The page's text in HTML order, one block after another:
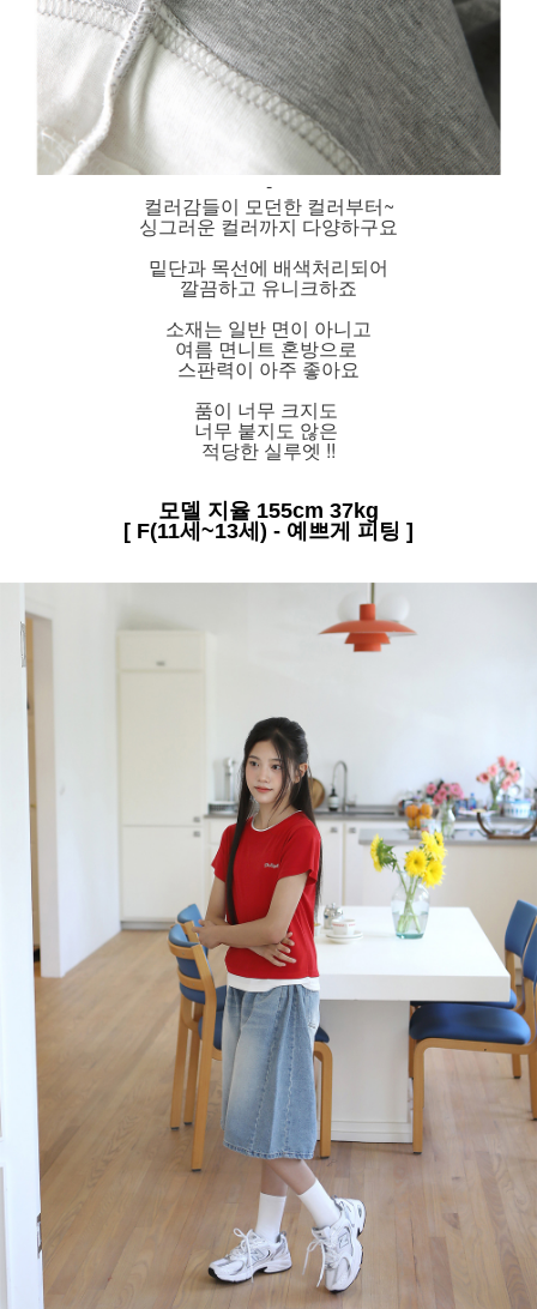
-
컬러감들이 모던한 컬러부터~
싱그러운 컬러까지 다양하구요
밑단과 목선에 배색처리되어
깔끔하고 유니크하죠
소재는 일반 면이 아니고
여름 면니트 혼방으로
스판력이 아주 좋아요
품이 너무 크지도
너무 붙지도 않은
적당한 실루엣 !!
모델 지율 155cm 37kg
[ F(11세~13세) - 예쁘게 피팅 ]